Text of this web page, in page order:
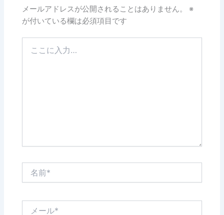
メールアドレスが公開されることはありません。
※
が付いている欄は必須項目です